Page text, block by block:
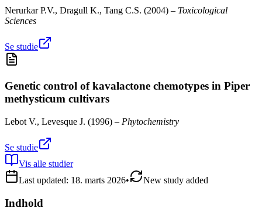
Nerurkar P.V., Dragull K., Tang C.S. (2004) – Toxicological
Sciences
Se studie
Genetic control of kavalactone chemotypes in Piper
methysticum cultivars
Lebot V., Levesque J. (1996) – Phytochemistry
Se studie
Vis alle studier
Last updated: 18. marts 2026• New study added
Indhold